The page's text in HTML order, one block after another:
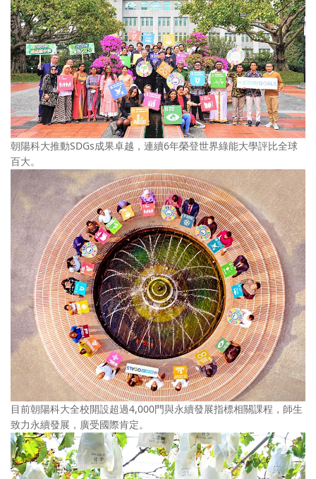
朝陽科大推動SDGs成果卓越，連續6年榮登世界綠能大學評比全球
百大。
目前朝陽科大全校開設超過4,000門與永續發展指標相關課程，師生
致力永續發展，廣受國際肯定。